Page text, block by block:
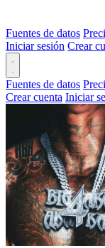
Fuentes de datos
Iniciar sesión Crear
Fuentes de datos
Crear cuenta Iniciar